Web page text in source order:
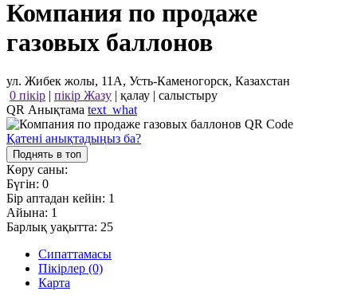
Компания по продаже
газовых баллонов
ул. Жибек жолы, 11А, Усть-Каменогорск, Казахстан
0 пікір | пікір Жазу | қалау | салыстыру
QR Анықтама text_what
Қатені анықтадыңыз ба?
Поднять в топ
Көру саны:
Бүгін: 0
Бір аптадан кейін: 1
Айына: 1
Барлық уақытта: 25
Сипаттамасы
Пікірлер (0)
Карта